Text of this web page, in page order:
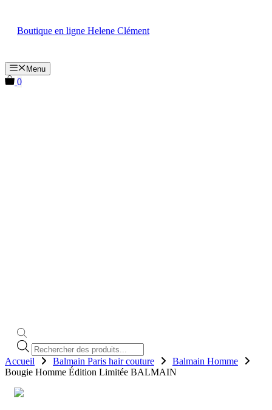
contenu
Boutique en ligne Helene Clément
Menu
0
Recherche
de
produits
Accueil Balmain Paris hair couture
Balmain Homme
Bougie Homme Édition Limitée BALMAIN